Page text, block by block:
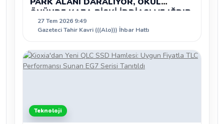
ÖNÜNDE KAZA RİSKİ İDDİASI VE IĞDIR
VALİSİ NEREDE?
27 Tem 2026 9:49
Gazeteci Tahir Kavri (((Alo))) İhbar Hattı
Teknoloji